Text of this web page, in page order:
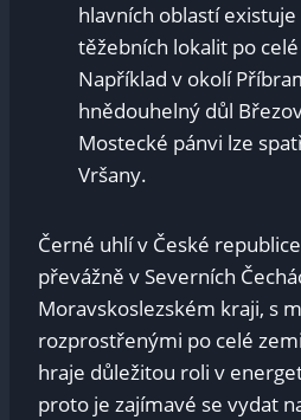
hlavních oblastí
těžebních lokalit po
Například v okolí
hnědouhelný důl
Mostecké pánvi lze
Vršany.
Černé uhlí v České
převážně v Severních
Moravskoslezském kraji, s
rozprostřenými po celé
hraje důležitou roli v
proto je zajímavé se vydat